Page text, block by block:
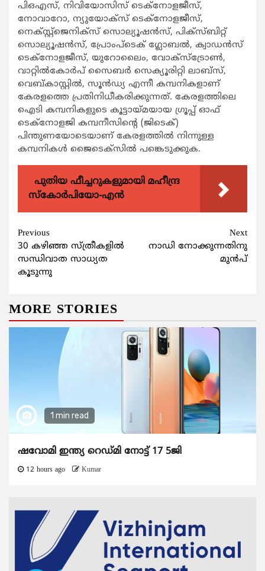
പിഒഎസ്, നിവിയോസിസ് ടെക്നോളജീസ്,
നോവാറോ, ന്യുയോക്സ് ടെക്നോളജീസ്,
നെക്സ്റ്റ്ജെനിക്സ് സൊല്യൂഷന്‍സ്, പിക്സ്ബിറ്റ്
സൊല്യൂഷന്‍സ്, പ്രോംപ്ടെക് ഗ്ലോബല്‍, ക്വാഡന്‍സ്
ടെക്നോളജീസ്, യുറോലൈം, വോക്സ്ട്രോണ്‍,
വാറ്റില്‍കോര്‍പ് സൈബര്‍ സെക്യൂരിറ്റി ലാബ്സ്,
വെബ്കാസ്റ്റില്‍, സൂന്‍ഡ്യ എന്നീ കമ്പനികളാണ്
കേരളത്തെ പ്രതിനിധീകരിക്കുന്നത്. കേരളത്തിലെ
ഐടി കമ്പനികളുടെ കൂട്ടായ്മയായ ഗ്രൂപ്പ് ഓഫ്
ടെക്നോളജി കമ്പനീസിന്‍റെ (ജിടെക്)
പിന്തുണയോടെയാണ് കേരളത്തില്‍ നിന്നുള്ള
കമ്പനികള്‍ ജൈടെക്സില്‍ പങ്കെടുക്കുക.
പുതിയ ഫീച്ചറുകളുമായി മഹീന്ദ്ര
സ്കോർപിയോ-എൻ
Continue
Reading
Previous
30 കഴിഞ്ഞ സ്ത്രീകളില്‍
സന്ധിവാത സാധ്യത
കൂടുന്നു
Next
നാഡി നോക്കുന്നതിനു
മുൻപ്
MORE STORIES
1 min read
ഷവോമി ഇന്ത്യ റെഡ്മി നോട്ട് 17 5ജി
12 hours ago Kumar